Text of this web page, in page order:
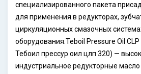
специализированного пакета
для применения в редукторах,
циркуляционных смазочных
оборудования.Teboil Pressure Oil CLP
Тебоил прессур оил цлп 320) —
индустриальное редукторные масло